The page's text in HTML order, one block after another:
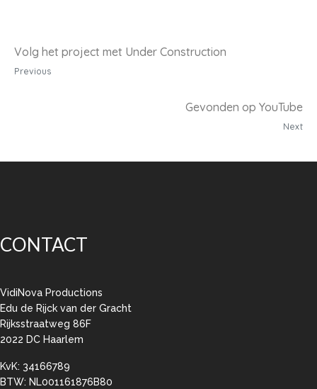
Volg het project met Under Construction
Previous
Gevonden op YouTube
Next
CONTACT
VidiNova Productions
Edu de Rijck van der Gracht
Rijksstraatweg 86F
2022 DC Haarlem
KvK: 34166789
BTW: NL001161876B80